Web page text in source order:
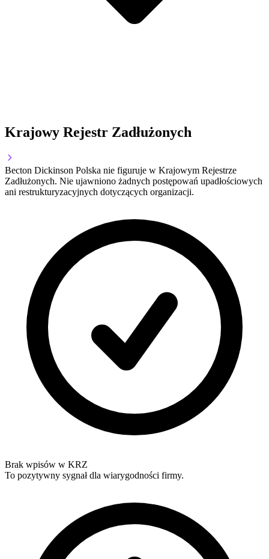
Krajowy Rejestr Zadłużonych
Becton Dickinson Polska nie figuruje w Krajowym Rejestrze
Zadłużonych. Nie ujawniono żadnych postępowań upadłościowych
ani restrukturyzacyjnych dotyczących organizacji.
Brak wpisów w KRZ
To pozytywny sygnał dla wiarygodności firmy.